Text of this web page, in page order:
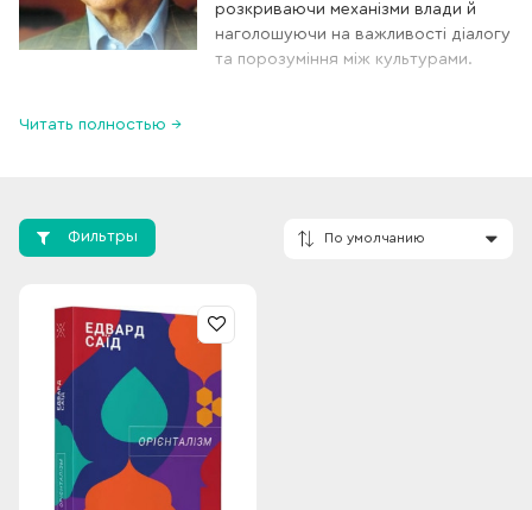
розкриваючи механізми влади й
наголошуючи на важливості діалогу
та порозуміння між культурами.
докорінно змінила академічний дискурс дослідників у
Читать полностью →
Фильтры